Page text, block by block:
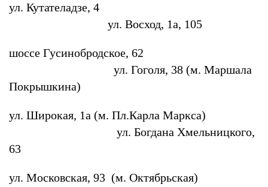
ул. Кутателадзе, 4
ул. Восход, 1а, 105
шоссе Гусинобродское, 62
ул. Гоголя, 38 (м. Маршала
Покрышкина)
ул. Широкая, 1а (м. Пл.Карла Маркса)
ул. Богдана Хмельницкого,
63
ул. Московская, 93 (м. Октябрьская)